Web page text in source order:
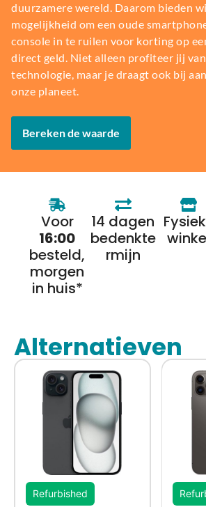
duurzamere wereld. Daarom bieden
mogelijkheid om een oude
console in te ruilen voor korting op
direct geld. Niet alleen profiteer jij
technologie, maar je draagt ook bij
onze planeet.
Bereken de waarde
Voor
16:00
besteld,
morgen
in huis*
14 dagen
bedenkte
rmijn
Alternatieven
Refurbished